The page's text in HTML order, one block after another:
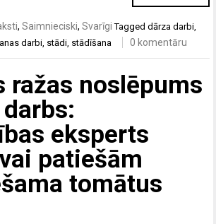
,Saimnieciski,Svarīgi Taggeddārza darbi,
darbi, stādi, stādīšana 0 komentāru
ražas noslēpums
eksperts
patiešām
tomātus